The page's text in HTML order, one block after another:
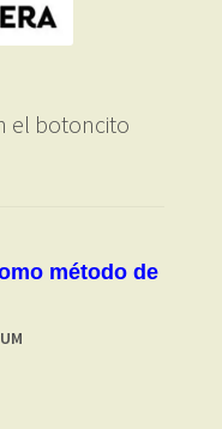
el botoncito
método de